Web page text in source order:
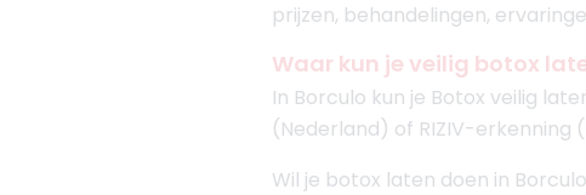
prijzen, behandelingen,
Waar kun je veilig botox
In Borculo kun je Botox veilig
(Nederland) of RIZIV-erkenning
Wil je botox laten doen in